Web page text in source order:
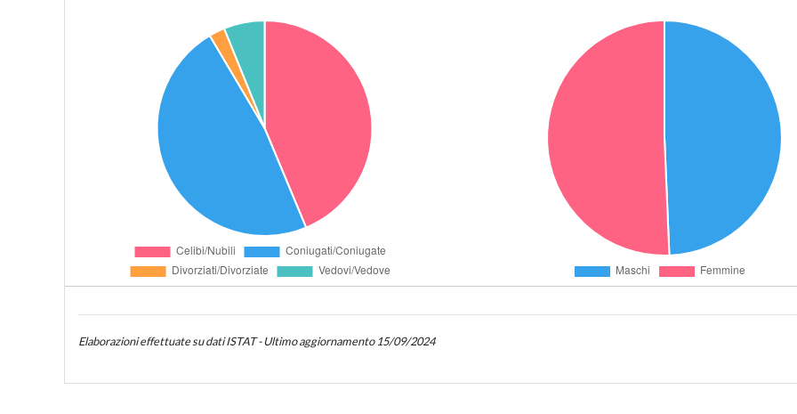
Elaborazioni effettuate su dati ISTAT - Ultimo aggiornamento 15/09/2024